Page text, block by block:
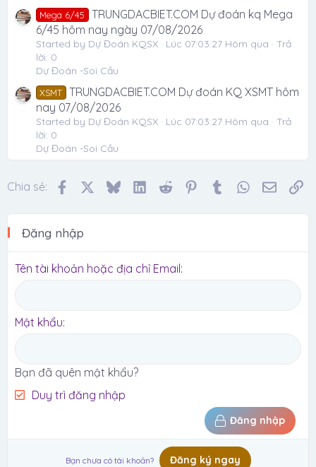
Mega 6/45
TRUNGDACBIET.COM Dự đoán kq Mega
6/45 hôm nay ngày 07/08/2026
Started by Dự Đoán KQSX Lúc 07:03:27 Hôm qua
Trả
lời: 0
Dự Đoán -Soi Cầu
XSMT TRUNGDACBIET.COM Dự đoán KQ XSMT hôm
nay 07/08/2026
Started by Dự Đoán KQSX Lúc 07:03:27 Hôm qua
Trả
lời: 0
Dự Đoán -Soi Cầu
Chia sẻ: FacebookBlueskyLinkedIn
Reddit Pinterest
Tumblr WhatsApp
Email
Đăng nhập
Tên tài khoản hoặc địa chỉ Email
Mật khẩu
Bạn đã quên mật khẩu?
Duy trì đăng nhập
Đăng nhập
Bạn chưa có tài khoản? Đăng ký ngay